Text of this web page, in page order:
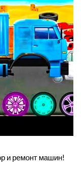
и ремонт машин!